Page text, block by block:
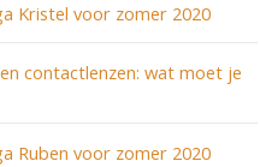
Kristel voor zomer 2020
contactlenzen: wat moet je
Ruben voor zomer 2020